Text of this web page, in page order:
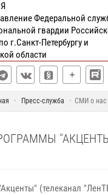
Федеральной
гвардии
г.Санкт-Петербургу и
области
Пресс-служба СМИ о нас
(телеканал